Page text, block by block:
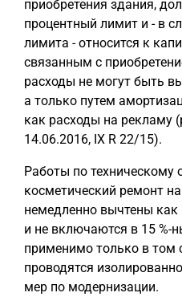
приобретения здания,
процентный лимит и - в
лимита - относится к
связанным с
расходы не могут быть
а только путем
как расходы на рекламу
14.06.2016, IX R 22/15).
Работы по техническому
косметический ремонт
немедленно вычтены
и не включаются в 15 %-
применимо только в том
проводятся
мер по модернизации.